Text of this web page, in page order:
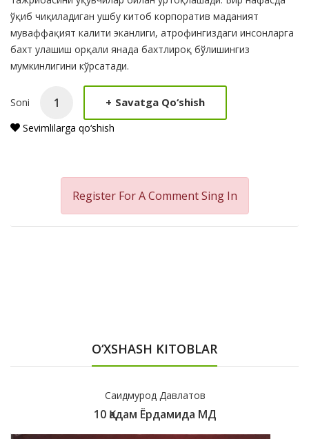
ўқиб чиқиладиган ушбу китоб корпоратив маданият
муваффақият калити эканлиги, атрофингиздаги инсонларга
бахт улашиш орқали янада бахтлироқ бўлишингиз
мумкинлигини кўрсатади.
Soni + Savatga Qo‘shish
Sevimlilarga qo‘shish
Register For A CommentSing In
O‘XSHASH KITOBLAR
Саидмурод Давлатов
10 Қадам Ёрдамида МД